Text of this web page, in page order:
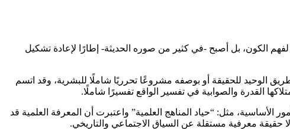
الكون، بل أصبح -في كثير من صوره الحديثة- إطارًا لإعادة تشكيل
الوحيد للحقيقة أو بوصفه مشروعًا تحرريًا شاملًا للبشرية، وقد اتسم
القدرة والصوابية في تفسير الواقع تفسيرًا شاملًا.
الأساسية، مثل: “حياد المناهج العلمية” واعتبرت أن المعرفة العلمية قد
لا حقيقة معرفية مستقلة عن السياق الاجتماعي والتاريخي.